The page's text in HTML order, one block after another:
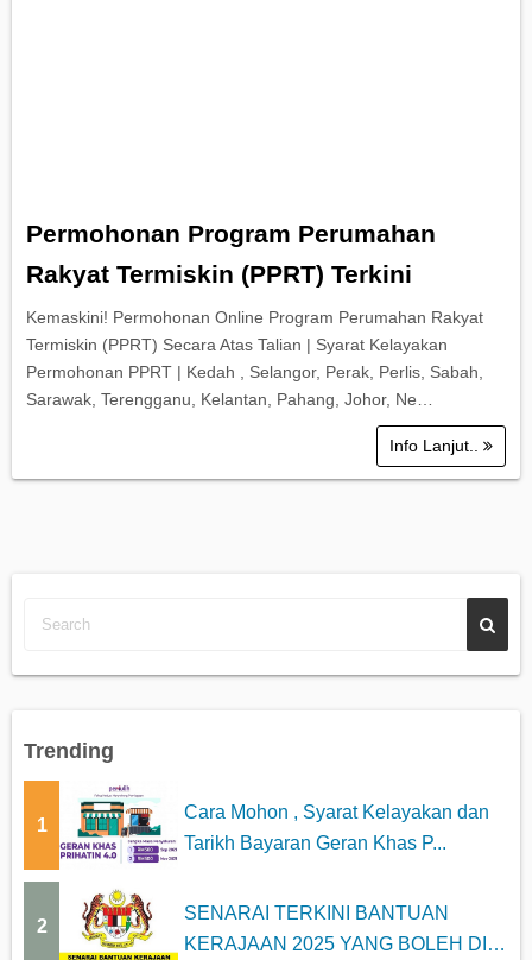
Permohonan Program Perumahan
Rakyat Termiskin (PPRT) Terkini
Kemaskini! Permohonan Online Program Perumahan Rakyat
Termiskin (PPRT) Secara Atas Talian | Syarat Kelayakan
Permohonan PPRT | Kedah , Selangor, Perak, Perlis, Sabah,
Sarawak, Terengganu, Kelantan, Pahang, Johor, Ne…
Info Lanjut..
Trending
1
Cara Mohon , Syarat Kelayakan dan
Tarikh Bayaran Geran Khas P...
2
SENARAI TERKINI BANTUAN
KERAJAAN 2025 YANG BOLEH DI